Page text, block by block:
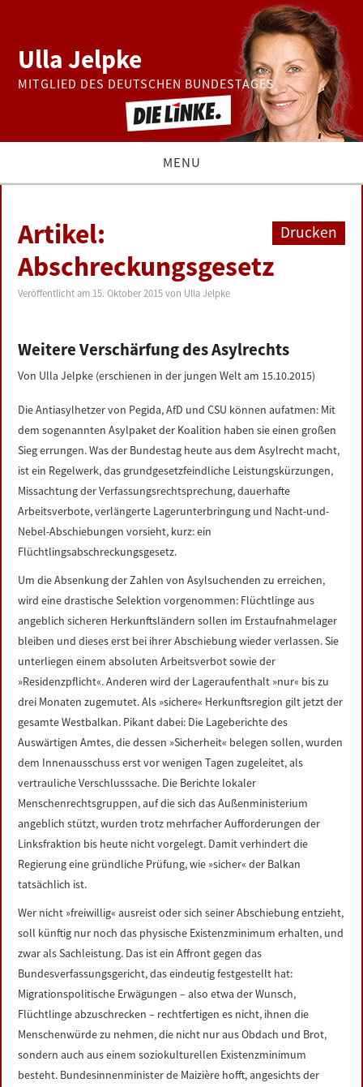
Ulla Jelpke
MITGLIED DES DEUTSCHEN BUNDESTAGES
MENU
BUNDESTAG
PRESSE
LINKS
DATENSCHUTZERKLÄRUNG
IMPRESSUM
Drucken
Artikel:
Abschreckungsgesetz
Veröffentlicht am 15. Oktober 2015 von Ulla Jelpke
Weitere Verschärfung des Asylrechts
Von Ulla Jelpke (erschienen in der jungen Welt am 15.10.2015)
Die Antiasylhetzer von Pegida, AfD und CSU können aufatmen: Mit
dem sogenannten Asylpaket der Koalition haben sie einen großen
Sieg errungen. Was der Bundestag heute aus dem Asylrecht macht,
ist ein Regelwerk, das grundgesetzfeindliche Leistungskürzungen,
Missachtung der Verfassungsrechtsprechung, dauerhafte
Arbeitsverbote, verlängerte Lagerunterbringung und Nacht-und-
Nebel-Abschiebungen vorsieht, kurz: ein
Flüchtlingsabschreckungsgesetz.
Um die Absenkung der Zahlen von Asylsuchenden zu erreichen,
wird eine drastische Selektion vorgenommen: Flüchtlinge aus
angeblich sicheren Herkunftsländern sollen im Erstaufnahmelager
bleiben und dieses erst bei ihrer Abschiebung wieder verlassen. Sie
unterliegen einem absoluten Arbeitsverbot sowie der
»Residenzpflicht«. Anderen wird der Lageraufenthalt »nur« bis zu
drei Monaten zugemutet. Als »sichere« Herkunftsregion gilt jetzt der
gesamte Westbalkan. Pikant dabei: Die Lageberichte des
Auswärtigen Amtes, die dessen »Sicherheit« belegen sollen, wurden
dem Innenausschuss erst vor wenigen Tagen zugeleitet, als
vertrauliche Verschlusssache. Die Berichte lokaler
Menschenrechtsgruppen, auf die sich das Außenministerium
angeblich stützt, wurden trotz mehrfacher Aufforderungen der
Linksfraktion bis heute nicht vorgelegt. Damit verhindert die
Regierung eine gründliche Prüfung, wie »sicher« der Balkan
tatsächlich ist.
Wer nicht »freiwillig« ausreist oder sich seiner Abschiebung entzieht,
soll künftig nur noch das physische Existenzminimum erhalten, und
zwar als Sachleistung. Das ist ein Affront gegen das
Bundesverfassungsgericht, das eindeutig festgestellt hat:
Migrationspolitische Erwägungen – also etwa der Wunsch,
Flüchtlinge abzuschrecken – rechtfertigen es nicht, ihnen die
Menschenwürde zu nehmen, die nicht nur aus Obdach und Brot,
sondern auch aus einem soziokulturellen Existenzminimum
besteht. Bundesinnenminister de Maizière hofft, angesichts der